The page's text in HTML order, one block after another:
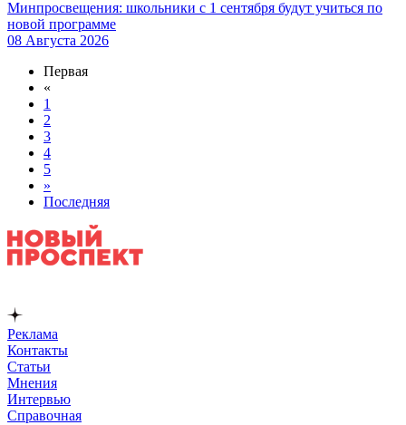
Минпросвещения: школьники с 1 сентября будут учиться по
новой программе
08 Августа 2026
Первая
«
1
2
3
4
5
»
Последняя
Реклама
Контакты
Статьи
Мнения
Интервью
Справочная